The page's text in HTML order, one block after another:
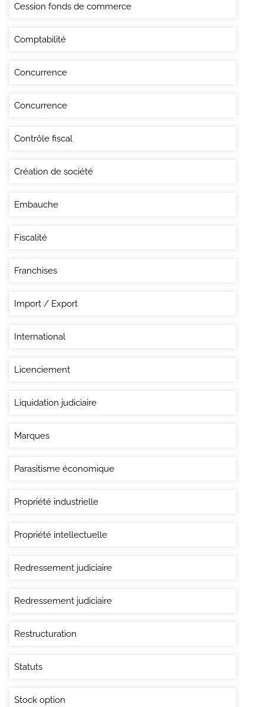
Cession fonds de commerce
Comptabilité
Concurrence
Concurrence
Contrôle fiscal
Création de société
Embauche
Fiscalité
Franchises
Import / Export
International
Licenciement
Liquidation judiciaire
Marques
Parasitisme économique
Propriété industrielle
Propriété intellectuelle
Redressement judiciaire
Redressement judiciaire
Restructuration
Statuts
Stock option